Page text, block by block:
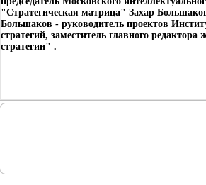
"Стратегическая матрица" Захар
Большаков - руководитель проектов
стратегий, заместитель главного
стратегии" .